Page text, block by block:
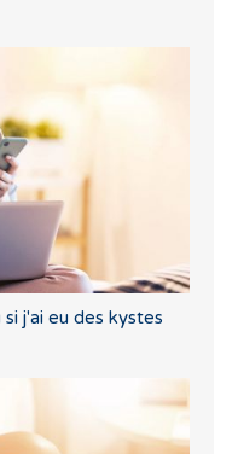
j'ai eu des kystes